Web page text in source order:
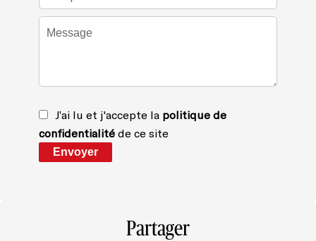
J’ai lu et j'accepte la politique de
confidentialité de ce site
Envoyer
Partager